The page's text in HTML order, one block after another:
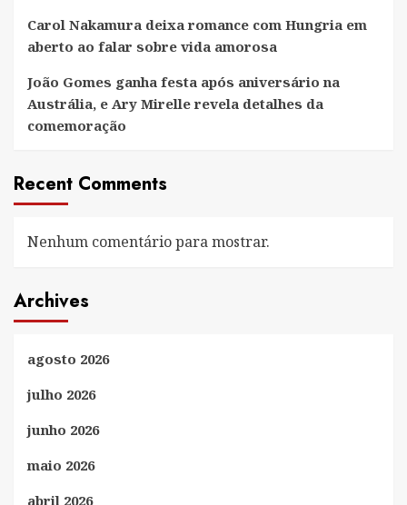
Carol Nakamura deixa romance com Hungria em
aberto ao falar sobre vida amorosa
João Gomes ganha festa após aniversário na
Austrália, e Ary Mirelle revela detalhes da
comemoração
Recent Comments
Nenhum comentário para mostrar.
Archives
agosto 2026
julho 2026
junho 2026
maio 2026
abril 2026